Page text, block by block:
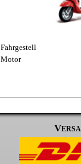
Fahrgestell
Motor